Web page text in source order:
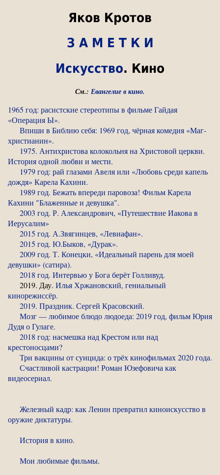
Яков Кротов
З А М Е Т К И
Искусство. Кино
См.: Евангелие в кино.
1965 год: расистские стереотипы в фильме Гайдая
«Операция Ы».
Впиши в Библию себя: 1969 год, чёрная комедия «Маг-
христианин».
1975. Антихристова колокольня на Христовой церкви.
История одной любви и мести.
1979 год: рай глазами Авеля или «Любовь среди капель
дождя» Карела Кахини.
1989 год. Бежать впереди паровоза! Фильм Карела
Кахини "Блаженные и девушка".
2003 год. Р. Александрович, «Путешествие Иакова в
Иерусалим»
2015 год. А.Звягинцев, «Левиафан».
2015 год. Ю.Быков, «Дурак».
2009 год. Т. Конецки, «Идеальный парень для моей
девушки» (сатира).
2018 год. Интервью у Бога берёт Голливуд.
2019. Дау. Илья Хржановский, гениальный
кинорежиссёр.
2019. Праздник. Сергей Красовский.
Мозг — любимое блюдо людоеда: 2019 год, фильм Юрия
Дудя о Гулаге.
2018 год: насмешка над Крестом или над
крестоносцами?
Три вакцины от суицида: о трёх кинофильмах 2020 года.
Счастливой кастрации! Роман Юзефовича как
видеосериал.
Железный кадр: как Ленин превратил киноискусство в
оружие диктатуры.
История в кино.
Мои любимые фильмы.